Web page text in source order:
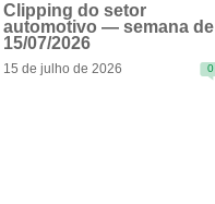
READ MORE
Clipping do setor
automotivo — semana de
15/07/2026
15 de julho de 2026 0